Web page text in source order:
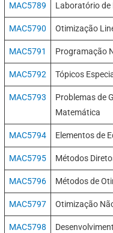
MAC5789 Laboratório de
MAC5790 Otimização
MAC5791 Programação
MAC5792 Tópicos
MAC5793
Problemas de
Matemática
MAC5794 Elementos de
MAC5795 Métodos
MAC5796 Métodos de
MAC5797 Otimização
MAC5798